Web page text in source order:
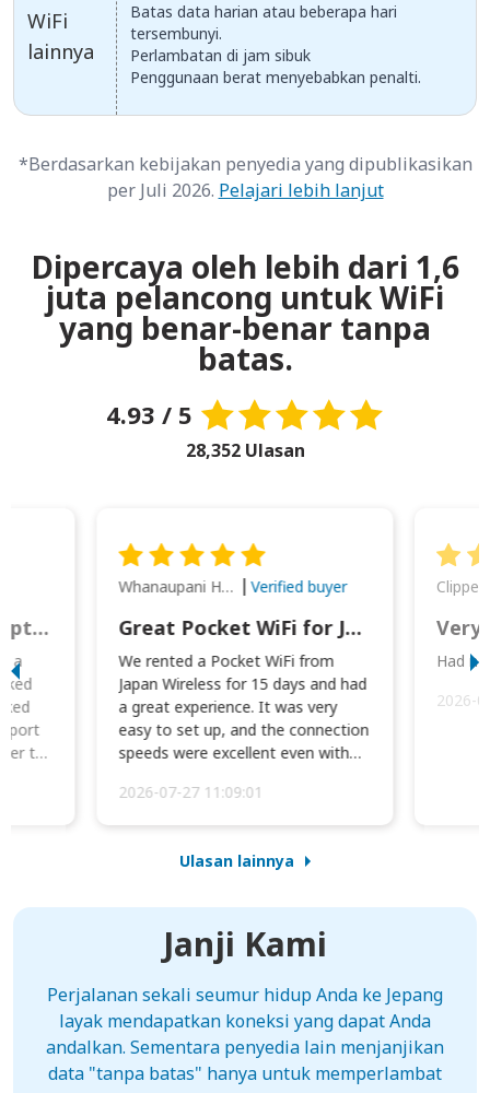
WiFi
lainnya
Batas data harian atau beberapa hari
tersembunyi.
Perlambatan di jam sibuk
Penggunaan berat menyebabkan penalti.
*Berdasarkan kebijakan penyedia yang dipublikasikan
per Juli 2026. Pelajari lebih lanjut
Dipercaya oleh lebih dari 1,6
juta pelancong untuk WiFi
yang benar-benar tanpa
batas.
4.93 / 5
28,352 Ulasan
This was wonderful option to a family of four. Everything worked smoothly.
a
to
Whanaupani Henry Joseph Macown Verified buyer
Great Pocket WiFi for Japan Travel
We rented a Pocket WiFi from
Japan Wireless for 15 days and had
a great experience. It was very
easy to set up, and the connection
speeds were excellent even with
2026-07-27 11:09:01
Very
Had
2026-
Ulasan lainnya
Janji Kami
Perjalanan sekali seumur hidup Anda ke Jepang
layak mendapatkan koneksi yang dapat Anda
andalkan. Sementara penyedia lain menjanjikan
data "tanpa batas" hanya untuk memperlambat